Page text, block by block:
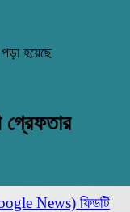
হয়েছে
News) ফিডটি